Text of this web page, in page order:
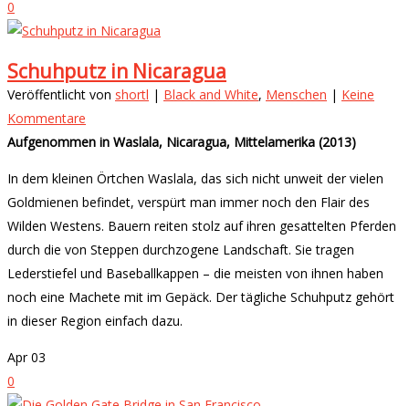
0
Schuhputz in Nicaragua
Veröffentlicht von shortl | Black and White, Menschen | Keine
Kommentare
Aufgenommen in Waslala, Nicaragua, Mittelamerika (2013)
In dem kleinen Örtchen Waslala, das sich nicht unweit der vielen
Goldmienen befindet, verspürt man immer noch den Flair des
Wilden Westens. Bauern reiten stolz auf ihren gesattelten Pferden
durch die von Steppen durchzogene Landschaft. Sie tragen
Lederstiefel und Baseballkappen – die meisten von ihnen haben
noch eine Machete mit im Gepäck. Der tägliche Schuhputz gehört
in dieser Region einfach dazu.
Apr 03
0